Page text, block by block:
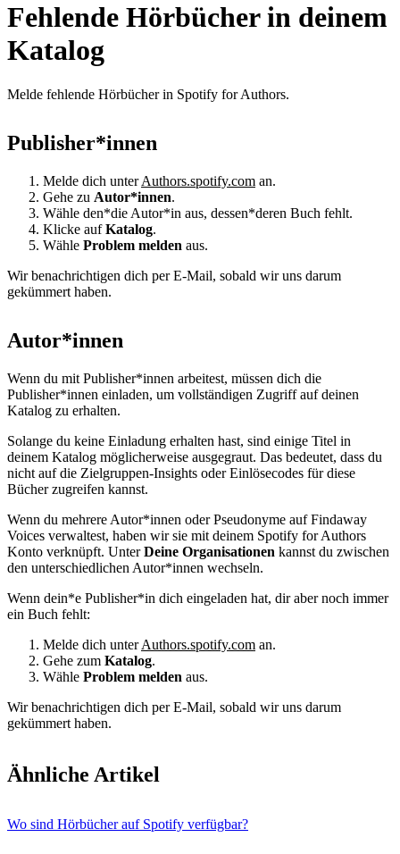
Fehlende Hörbücher in deinem
Katalog
Melde fehlende Hörbücher in Spotify for Authors.
Publisher*innen
Melde dich unterAuthors.spotify.com an.
Gehe zu Autor*innen.
Wähle den*die Autor*in aus, dessen*deren Buch fehlt.
Klicke aufKatalog.
Wähle Problem melden aus.
Wir benachrichtigen dich per E-Mail, sobald wir uns darum
gekümmert haben.
Autor*innen
Wenn du mit Publisher*innen arbeitest, müssen dich die
Publisher*innen einladen, um vollständigen Zugriff auf deinen
Katalog zu erhalten.
Solange du keine Einladung erhalten hast, sind einige Titel in
deinem Katalog möglicherweise ausgegraut. Das bedeutet, dass du
nicht auf die Zielgruppen-Insights oder Einlösecodes für diese
Bücher zugreifen kannst.
Wenn du mehrere Autor*innen oder Pseudonyme auf Findaway
Voices verwaltest, haben wir sie mit deinem Spotify for Authors
Konto verknüpft. UnterDeine Organisationen kannst du zwischen
den unterschiedlichen Autor*innen wechseln.
Wenn dein*e Publisher*in dich eingeladen hat, dir aber noch immer
ein Buch fehlt:
Melde dich unterAuthors.spotify.com an.
Gehe zum Katalog.
Wähle Problem melden aus.
Wir benachrichtigen dich per E-Mail, sobald wir uns darum
gekümmert haben.
Ähnliche Artikel
Wo sind Hörbücher auf Spotify verfügbar?